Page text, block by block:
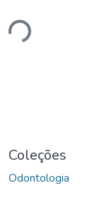
Coleções
Odontologia